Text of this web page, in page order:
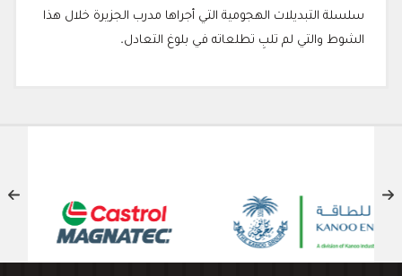
سلسلة التبديلات الهجومية التي أجراها مدرب الجزيرة خلال هذا
الشوط والتي لم تلبِ تطلعاته في بلوغ التعادل.